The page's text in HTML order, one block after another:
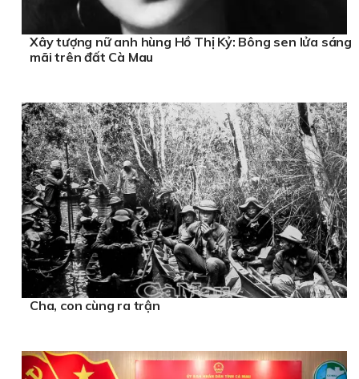
Xây tượng nữ anh hùng Hồ Thị Kỷ: Bông sen lửa sáng
mãi trên đất Cà Mau
Cha, con cùng ra trận